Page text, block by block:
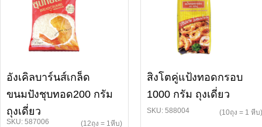
อังเคิลบาร์นส์เกล็ด
ขนมปังชุบทอด200 กรัม
ถุงเดี่ยว
SKU: 587006 (12ถุง = 1หีบ)
สิงโตคู่แป้งทอดกรอบ
1000 กรัม ถุงเดี่ยว
SKU: 588004 (10ถุง = 1 หีบ)